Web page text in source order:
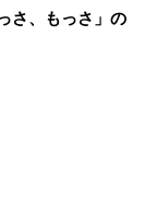
さ、もっさ」の